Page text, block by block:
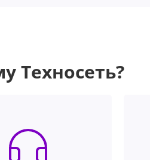
Техносеть?